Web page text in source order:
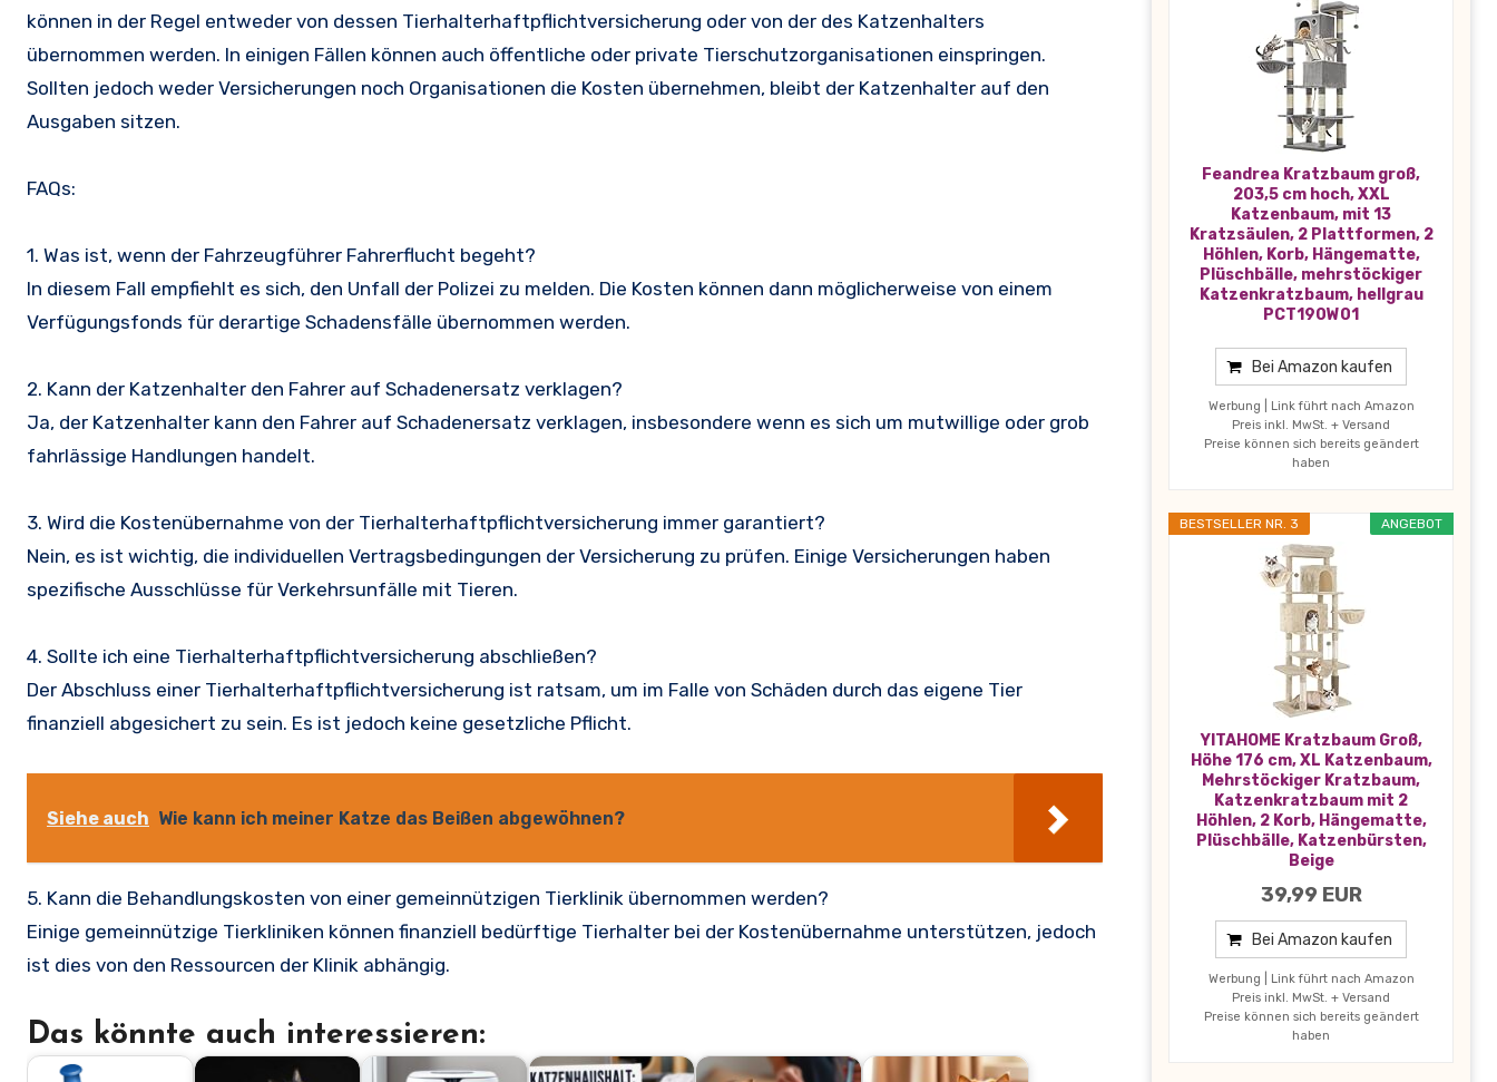
können in der Regel entweder von dessen Tierhalterhaftpflichtversicherung oder von der des Katzenhalters
übernommen werden. In einigen Fällen können auch öffentliche oder private Tierschutzorganisationen einspringen.
Sollten jedoch weder Versicherungen noch Organisationen die Kosten übernehmen, bleibt der Katzenhalter auf den
Ausgaben sitzen.
FAQs:
1. Was ist, wenn der Fahrzeugführer Fahrerflucht begeht?
In diesem Fall empfiehlt es sich, den Unfall der Polizei zu melden. Die Kosten können dann möglicherweise von einem
Verfügungsfonds für derartige Schadensfälle übernommen werden.
2. Kann der Katzenhalter den Fahrer auf Schadenersatz verklagen?
Ja, der Katzenhalter kann den Fahrer auf Schadenersatz verklagen, insbesondere wenn es sich um mutwillige oder grob
fahrlässige Handlungen handelt.
3. Wird die Kostenübernahme von der Tierhalterhaftpflichtversicherung immer garantiert?
Nein, es ist wichtig, die individuellen Vertragsbedingungen der Versicherung zu prüfen. Einige Versicherungen haben
spezifische Ausschlüsse für Verkehrsunfälle mit Tieren.
4. Sollte ich eine Tierhalterhaftpflichtversicherung abschließen?
Der Abschluss einer Tierhalterhaftpflichtversicherung ist ratsam, um im Falle von Schäden durch das eigene Tier
finanziell abgesichert zu sein. Es ist jedoch keine gesetzliche Pflicht.
Siehe auch Wie kann ich meiner Katze das Beißen abgewöhnen?
5. Kann die Behandlungskosten von einer gemeinnützigen Tierklinik übernommen werden?
Einige gemeinnützige Tierkliniken können finanziell bedürftige Tierhalter bei der Kostenübernahme unterstützen, jedoch
ist dies von den Ressourcen der Klinik abhängig.
Das könnte auch interessieren:
Feandrea Kratzbaum groß,
203,5 cm hoch, XXL
Katzenbaum, mit 13
Kratzsäulen, 2 Plattformen, 2
Höhlen, Korb, Hängematte,
Plüschbälle, mehrstöckiger
Katzenkratzbaum, hellgrau
PCT190W01
Bei Amazon kaufen
Werbung | Link führt nach Amazon
Preis inkl. MwSt. + Versand
Preise können sich bereits geändert
haben
ANGEBOT
BESTSELLER NR. 3
YITAHOME Kratzbaum Groß,
Höhe 176 cm, XL Katzenbaum,
Mehrstöckiger Kratzbaum,
Katzenkratzbaum mit 2
Höhlen, 2 Korb, Hängematte,
Plüschbälle, Katzenbürsten,
Beige
39,99 EUR
Bei Amazon kaufen
Werbung | Link führt nach Amazon
Preis inkl. MwSt. + Versand
Preise können sich bereits geändert
haben